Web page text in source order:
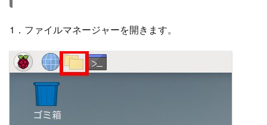
1．ファイルマネージャーを開きます。